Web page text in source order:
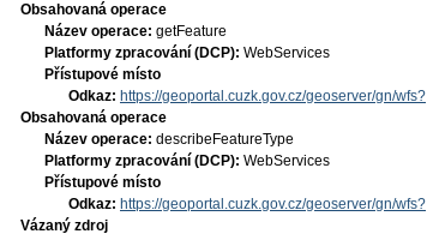
Obsahovaná operace
Název operace: getFeature
Platformy zpracování (DCP): WebServices
Přístupové místo
Odkaz: https://geoportal.cuzk.gov.cz/geoserver/gn/wfs?
Obsahovaná operace
Název operace: describeFeatureType
Platformy zpracování (DCP): WebServices
Přístupové místo
Odkaz: https://geoportal.cuzk.gov.cz/geoserver/gn/wfs?
Vázaný zdroj